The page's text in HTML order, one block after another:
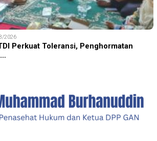
2026
Perkuat Toleransi, Penghormatan